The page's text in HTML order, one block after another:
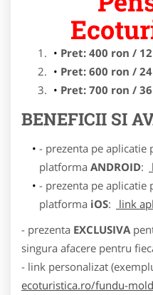
Pret: 400 ron /
Pret: 600 ron /
Pret: 700 ron /
BENEFICII SI
- prezenta pe aplicatie
platforma ANDROID:
- prezenta pe aplicatie
platforma iOS:
link
- prezenta EXCLUSIVA
singura afacere pentru
- link personalizat
ecoturistica.ro/fundu-